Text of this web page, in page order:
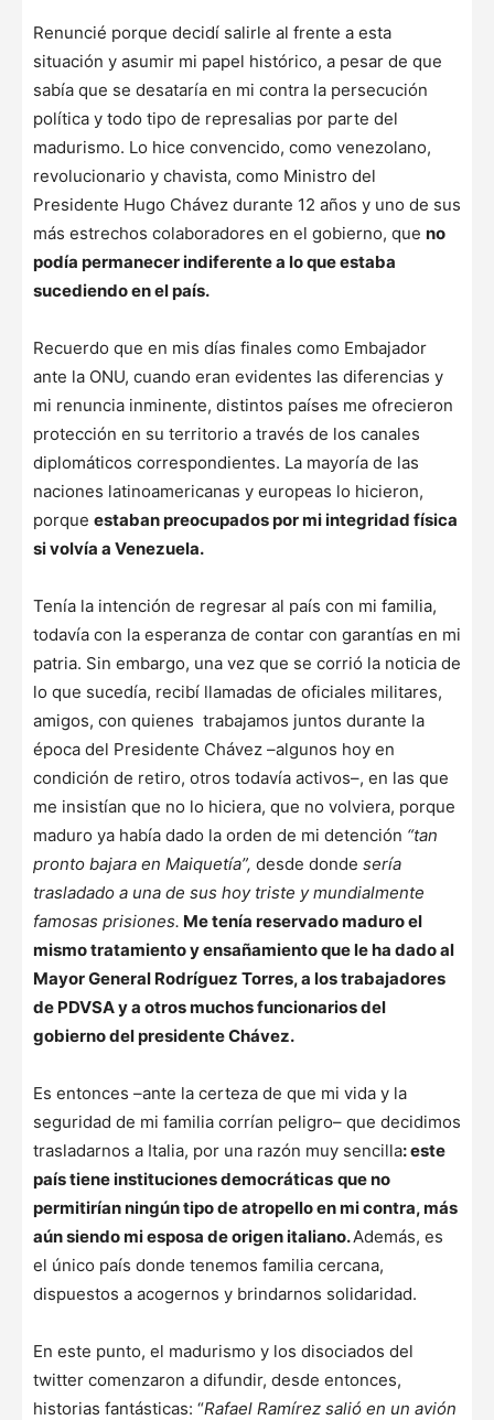
Renuncié porque decidí salirle al frente a esta
situación y asumir mi papel histórico, a pesar de que
sabía que se desataría en mi contra la persecución
política y todo tipo de represalias por parte del
madurismo. Lo hice convencido, como venezolano,
revolucionario y chavista, como Ministro del
Presidente Hugo Chávez durante 12 años y uno de sus
más estrechos colaboradores en el gobierno, que no
podía permanecer indiferente a lo que estaba
sucediendo en el país.
Recuerdo que en mis días finales como Embajador
ante la ONU, cuando eran evidentes las diferencias y
mi renuncia inminente, distintos países me ofrecieron
protección en su territorio a través de los canales
diplomáticos correspondientes. La mayoría de las
naciones latinoamericanas y europeas lo hicieron,
porque estaban preocupados por mi integridad física
si volvía a Venezuela.
Tenía la intención de regresar al país con mi familia,
todavía con la esperanza de contar con garantías en mi
patria. Sin embargo, una vez que se corrió la noticia de
lo que sucedía, recibí llamadas de oficiales militares,
amigos, con quienes trabajamos juntos durante la
época del Presidente Chávez –algunos hoy en
condición de retiro, otros todavía activos–, en las que
me insistían que no lo hiciera, que no volviera, porque
maduro ya había dado la orden de mi detención “tan
pronto bajara en Maiquetía”, desde donde sería
trasladado a una de sus hoy triste y mundialmente
famosas prisiones. Me tenía reservado maduro el
mismo tratamiento y ensañamiento que le ha dado al
Mayor General Rodríguez Torres, a los trabajadores
de PDVSA y a otros muchos funcionarios del
gobierno del presidente Chávez.
Es entonces –ante la certeza de que mi vida y la
seguridad de mi familia corrían peligro– que decidimos
trasladarnos a Italia, por una razón muy sencilla: este
país tiene instituciones democráticas que no
permitirían ningún tipo de atropello en mi contra, más
aún siendo mi esposa de origen italiano.Además, es
el único país donde tenemos familia cercana,
dispuestos a acogernos y brindarnos solidaridad.
En este punto, el madurismo y los disociados del
twitter comenzaron a difundir, desde entonces,
historias fantásticas: “Rafael Ramírez salió en un avión